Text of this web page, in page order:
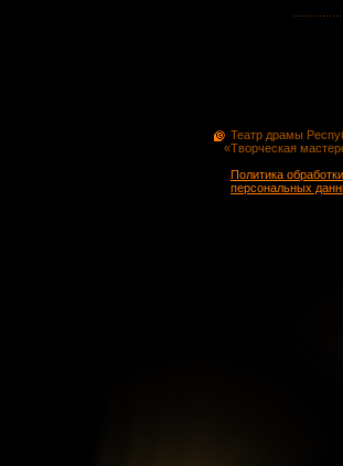
Театр драмы
«Творческая
Политика обработки
персональных